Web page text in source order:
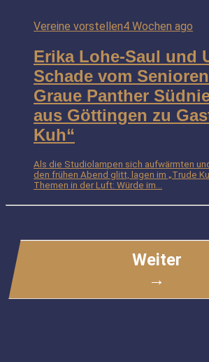
Vereine vorstellen4 Wochen ago
Erika Lohe-Saul und
Schade vom
Graue Panther
aus Göttingen zu
Kuh“
Als die Studiolampen sich aufwärmten
den frühen Abend glitt, lagen im „Trude
Themen in der Luft: Würde im...
Weiter
→